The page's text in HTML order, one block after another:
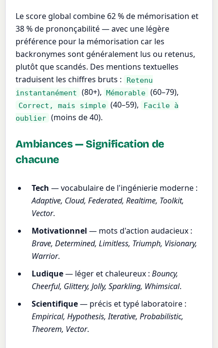
Le score global combine 62 % de mémorisation et
38 % de prononçabilité — avec une légère
préférence pour la mémorisation car les
backronymes sont généralement lus ou retenus,
plutôt que scandés. Des mentions textuelles
traduisent les chiffres bruts :
Retenu
instantanément
(80+), Mémorable (60–79),
Correct, mais simple (40–59),
Facile à
oublier (moins de 40).
Ambiances — Signification de
chacune
Tech — vocabulaire de l'ingénierie moderne :
Adaptive, Cloud, Federated, Realtime, Toolkit,
Vector.
Motivationnel — mots d'action audacieux :
Brave, Determined, Limitless, Triumph, Visionary,
Warrior.
Ludique— léger et chaleureux : Bouncy,
Cheerful, Glittery, Jolly, Sparkling, Whimsical.
Scientifique— précis et typé laboratoire :
Empirical, Hypothesis, Iterative, Probabilistic,
Theorem, Vector.